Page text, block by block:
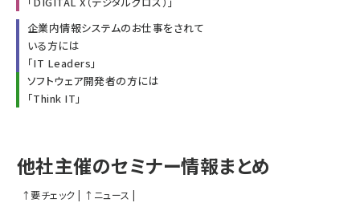
企業内情報システムのお仕事をされて
いる方には
「IT Leaders 」
ソフトウェア開発者の方には
「Think IT 」
他社主催のセミナー情報まとめ
↑要チェック | ↑ ニュース |